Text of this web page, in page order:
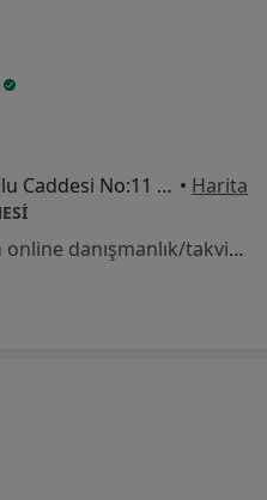
Fener Mahallesi Tekelioğlu Caddesi No:11 k:2 d:3, Muratpaşa • Harita
Bu uzman ilgili adres için online danışmanlık/takvim sunmuyor.